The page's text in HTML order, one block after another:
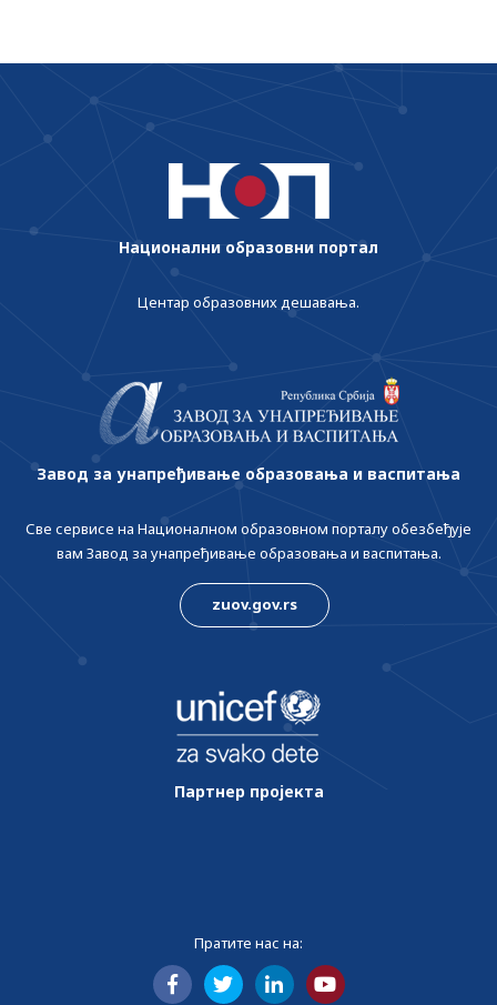
Национални образовни портал
Центар образовних дешавања.
Завод за унапређивање образовања и васпитања
Све сервисе на Националном образовном порталу обезбеђује
вам Завод за унапређивање образовања и васпитања.
zuov.gov.rs
Партнер пројекта
Пратите нас на: